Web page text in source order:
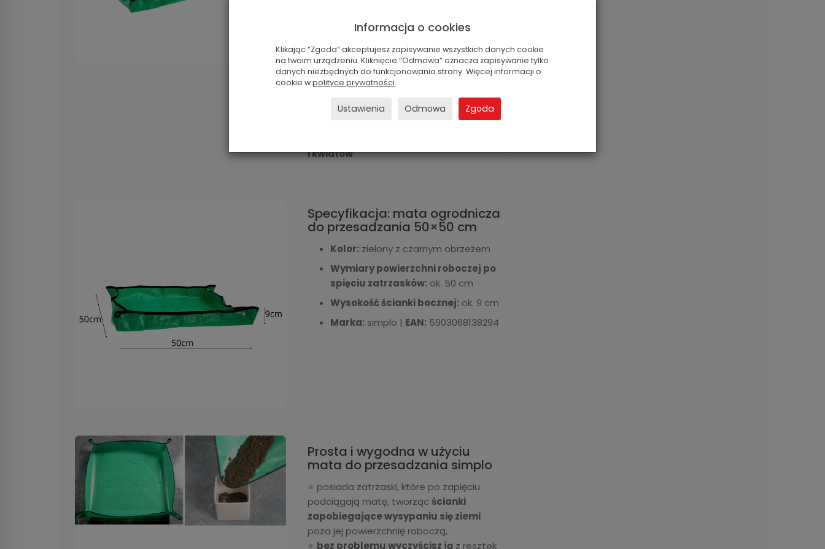
miłośnika roślin.
wodoodporna mata chroni
przed zabrudzeniempodłogi, stołu czy
innej powierzchni, na której wykonujesz
prace pielęgnacyjne przy roślinach.
Zapewnia wygodne i czyste miejsce do
⭐ Doskonale sprawdza się wiosną w
i kwiatów.
Specyfikacja: mata ogrodnicza
do przesadzania 50×50 cm
Kolor: zielony z czarnym obrzeżem
Wymiary powierzchni roboczej po
spięciu zatrzasków: ok. 50 cm
Wysokość ścianki bocznej: ok. 9 cm
Marka: simplo | EAN: 5903068138294
Prosta i wygodna w użyciu
mata do przesadzania simplo
⭐ posiada zatrzaski, które po zapięciu
podciągają matę, tworząc ścianki
zapobiegające wysypaniu się ziemi
poza jej powierzchnię roboczą,
⭐ bez problemu wyczyścisz ją z resztek
Informacja o cookies
Klikając “Zgoda” akceptujesz zapisywanie wszystkich danych cookie
na twoim urządzeniu. Kliknięcie “Odmowa” oznacza zapisywanie tylko
danych niezbędnych do funkcjonowania strony. Więcej informacji o
cookie wpolityce prywatności.
Ustawienia Odmowa Zgoda